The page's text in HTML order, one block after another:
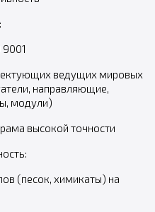
9001
ведущих мировых
направляющие,
модули)
высокой точности
(песок, химикаты) на